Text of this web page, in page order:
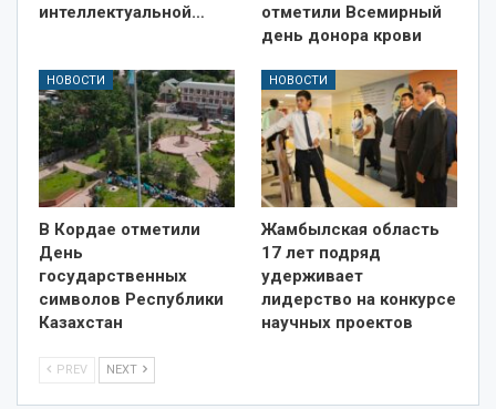
интеллектуальной…
отметили Всемирный
день донора крови
НОВОСТИ
В Кордае отметили
День
государственных
символов Республики
Казахстан
НОВОСТИ
Жамбылская область
17 лет подряд
удерживает
лидерство на конкурсе
научных проектов
PREV NEXT